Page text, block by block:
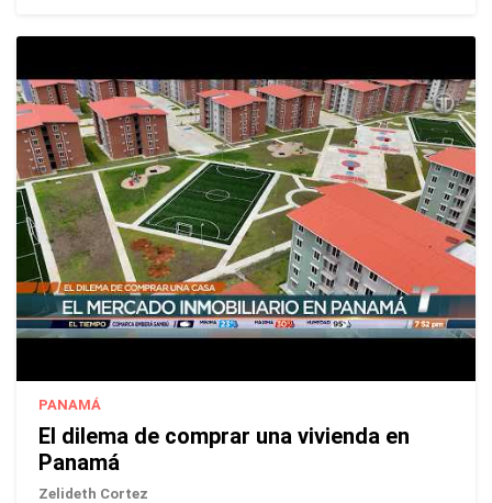
PANAMÁ
El dilema de comprar una vivienda en
Panamá
Zelideth Cortez